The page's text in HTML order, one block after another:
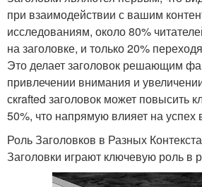
при взаимодействии с вашим
исследованиям, около 80%
на заголовке, и только 20%
Это делает заголовок решающим
привлечении внимания и
скrafted заголовок может повысить
50%, что напрямую влияет на успех
Роль Заголовков в Разных
Заголовки играют ключевую роль в